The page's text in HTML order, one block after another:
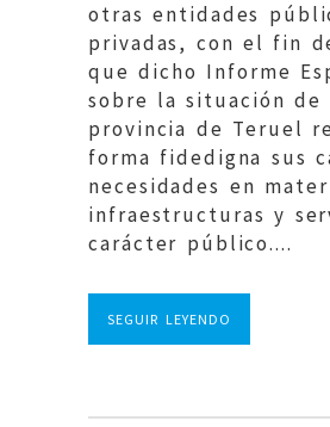
otras entidades
privadas, con el fin
que dicho Informe
sobre la situación de
provincia de Teruel
forma fidedigna sus
necesidades en
infraestructuras y
carácter público....
SEGUIR LEYENDO